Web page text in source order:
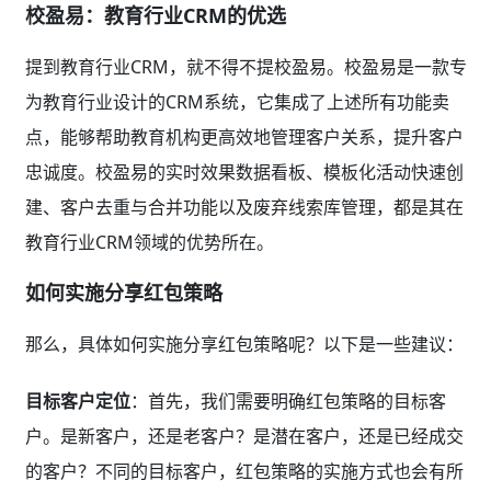
校盈易：教育行业CRM的优选
提到教育行业CRM，就不得不提校盈易。校盈易是一款专
为教育行业设计的CRM系统，它集成了上述所有功能卖
点，能够帮助教育机构更高效地管理客户关系，提升客户
忠诚度。校盈易的实时效果数据看板、模板化活动快速创
建、客户去重与合并功能以及废弃线索库管理，都是其在
教育行业CRM领域的优势所在。
如何实施分享红包策略
那么，具体如何实施分享红包策略呢？以下是一些建议：
目标客户定位：首先，我们需要明确红包策略的目标客
户。是新客户，还是老客户？是潜在客户，还是已经成交
的客户？不同的目标客户，红包策略的实施方式也会有所